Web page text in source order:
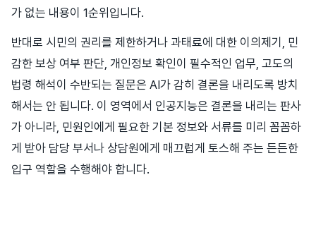
가 없는 내용이 1순위입니다.
반대로 시민의 권리를 제한하거나 과태료에 대한 이의제기, 민
감한 보상 여부 판단, 개인정보 확인이 필수적인 업무, 고도의
법령 해석이 수반되는 질문은 AI가 감히 결론을 내리도록 방치
해서는 안 됩니다. 이 영역에서 인공지능은 결론을 내리는 판사
가 아니라, 민원인에게 필요한 기본 정보와 서류를 미리 꼼꼼하
게 받아 담당 부서나 상담원에게 매끄럽게 토스해 주는 든든한
입구 역할을 수행해야 합니다.